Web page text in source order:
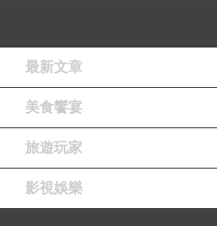
最新文章
美食饗宴
旅遊玩家
影視娛樂